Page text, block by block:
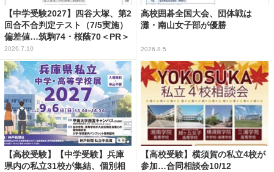
【中学受験2027】四谷大塚、第2
回合不合判定テスト（7/5実施）
偏差値…筑駒74・桜蔭70＜PR＞
2026.7.10
高校囲碁全国大会、団体戦は
灘・南山女子部が優勝
2026.8.5
【高校受験】【中学受験】兵庫
県内の私立31校が集結、個別相
【高校受験】横須賀の私立4校が
参加…合同相談会10/12